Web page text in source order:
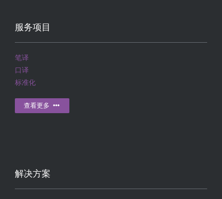
服务项目
笔译
口译
标准化
查看更多
解决方案